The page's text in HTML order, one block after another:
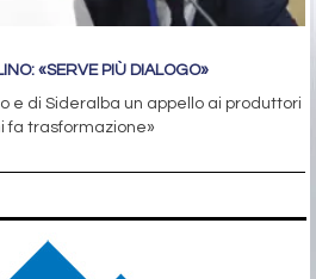
«SERVE PIÙ DIALOGO»
e di Sideralba un appello ai produttori
fa trasformazione»